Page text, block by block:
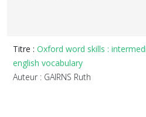
Titre : Oxford word skills :
english vocabulary
Auteur : GAIRNS Ruth